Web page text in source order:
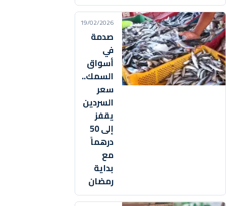
19/02/2026
صدمة
في
أسواق
السمك..
سعر
السردين
يقفز
إلى 50
درهماً
مع
بداية
رمضان